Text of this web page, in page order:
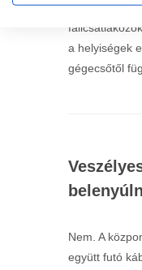
A központi
a helyiségek
gégecsőtől
Nem. A
együtt futó